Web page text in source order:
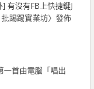
] 有沒有FB上快捷鍵J
踢踢實業坊〉發佈
一首由電腦「唱出